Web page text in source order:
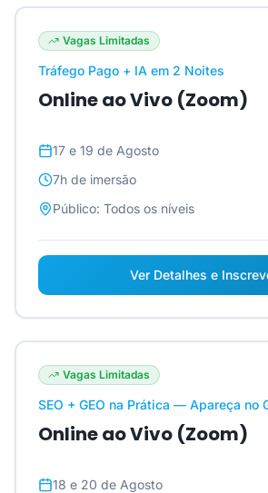
Vagas Limitadas
Tráfego Pago + IA em 2 Noites
Online ao Vivo (Zoom)
17 e 19 de Agosto
7h de imersão
Público: Todos os níveis
Ver Detalhes e
Vagas Limitadas
SEO + GEO na Prática — Apareça no
Online ao Vivo (Zoom)
18 e 20 de Agosto